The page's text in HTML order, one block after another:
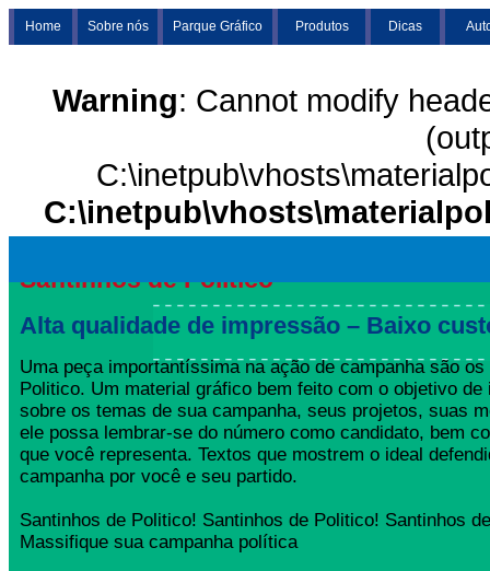
Home Sobre nós Parque Gráfico Produtos Dicas
Warning: Cannot modify
Santinhos de Politico
Alta qualidade de impressão – Baixo
Uma peça importantíssima na ação de campanha são os
Politico. Um material gráfico bem feito com o objetivo de
sobre os temas de sua campanha, seus projetos, suas
ele possa lembrar-se do número como candidato, bem
que você representa. Textos que mostrem o ideal
campanha por você e seu partido.
Santinhos de Politico! Santinhos de Politico! Santinhos
Massifique sua campanha política